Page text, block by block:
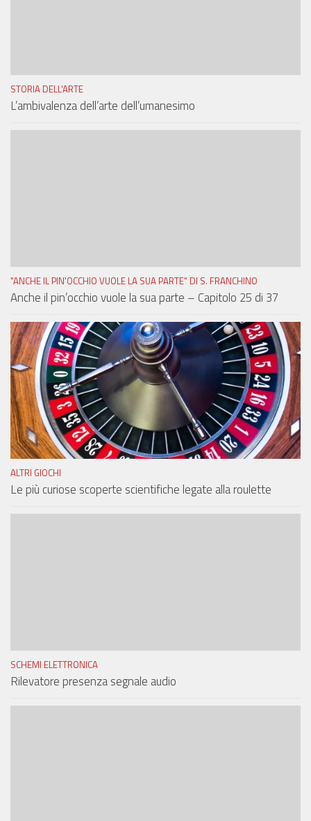
STORIA DELL'ARTE
L’ambivalenza dell’arte dell’umanesimo
"ANCHE IL PIN'OCCHIO VUOLE LA SUA PARTE" DI S. FRANCHINO
Anche il pin’occhio vuole la sua parte – Capitolo 25 di 37
ALTRI GIOCHI
Le più curiose scoperte scientifiche legate alla roulette
SCHEMI ELETTRONICA
Rilevatore presenza segnale audio